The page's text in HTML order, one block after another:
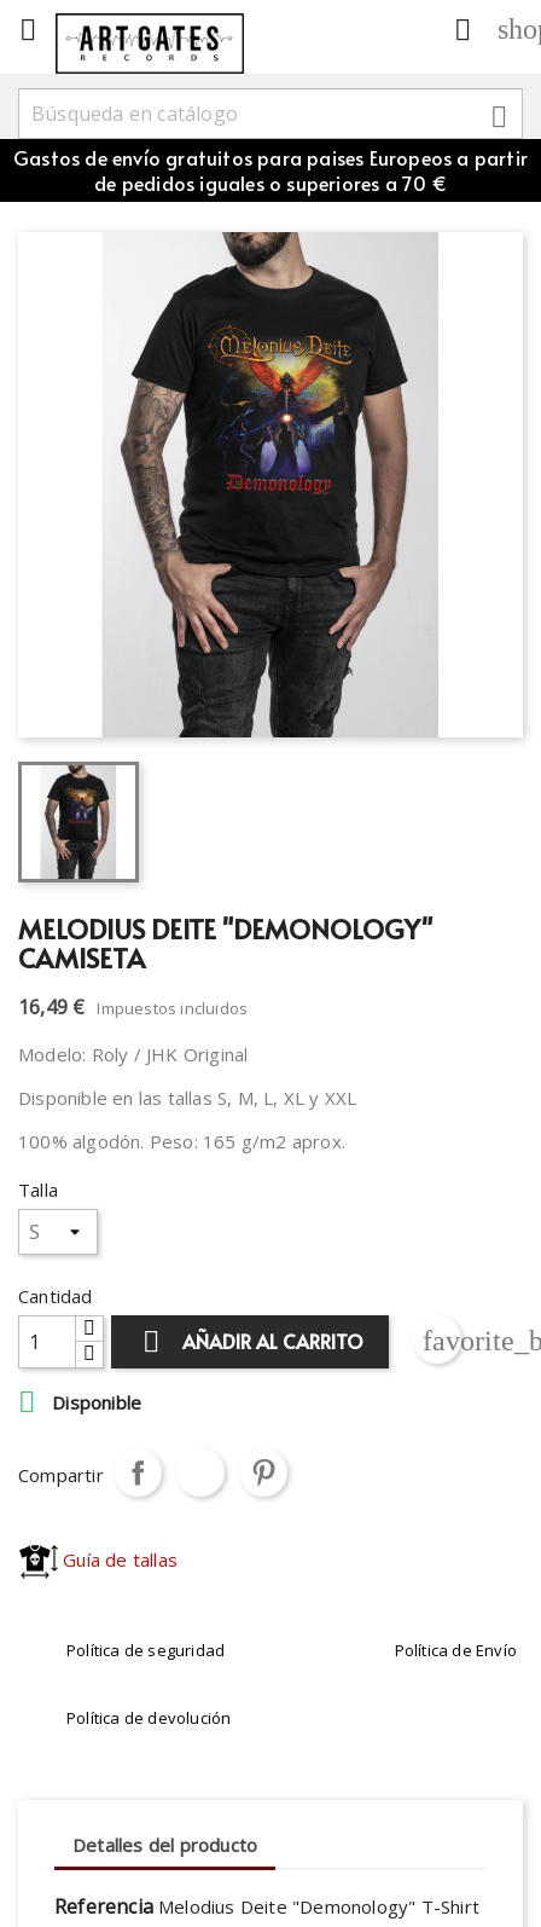
 

Gastos de envío gratuitos para paises Europeos a partir
de pedidos iguales o superiores a 70 €
MELODIUS DEITE "DEMONOLOGY"
CAMISETA
16,49 € Impuestos incluidos
Modelo: Roly / JHK Original
Disponible en las tallas S, M, L, XL y XXL
100% algodón. Peso: 165 g/m2 aprox.
Talla
Cantidad
 AÑADIR AL CARRITO

Disponible
Compartir
Guía de tallas
Política de seguridad Política de Envío
Política de devolución
Detalles del producto
Referencia Melodius Deite "Demonology" T-Shirt